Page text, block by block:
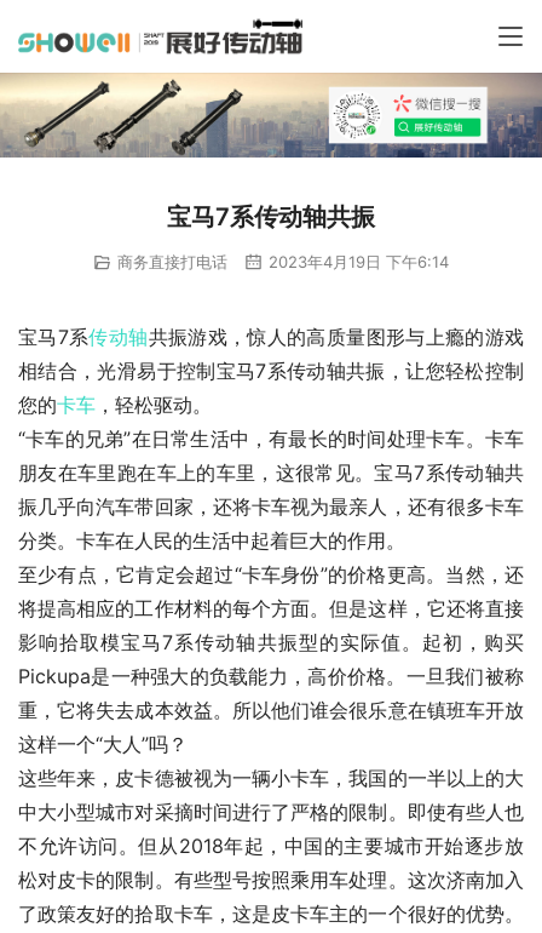
宝马7系传动轴共振
商务直接打电话 2023年4月19日 下午6:14
宝马7系传动轴共振游戏，惊人的高质量图形与上瘾的游戏
相结合，光滑易于控制宝马7系传动轴共振，让您轻松控制
您的卡车 ，轻松驱动。
“卡车的兄弟”在日常生活中，有最长的时间处理卡车。卡车
朋友在车里跑在车上的车里，这很常见。宝马7系传动轴共
振几乎向汽车带回家，还将卡车视为最亲人，还有很多卡车
分类。卡车在人民的生活中起着巨大的作用。
至少有点，它肯定会超过“卡车身份”的价格更高。当然，还
将提高相应的工作材料的每个方面。但是这样，它还将直接
影响拾取模宝马7系传动轴共振型的实际值。起初，购买
Pickupa是一种强大的负载能力，高价价格。一旦我们被称
重，它将失去成本效益。所以他们谁会很乐意在镇班车开放
这样一个“大人”吗？
这些年来，皮卡德被视为一辆小卡车，我国的一半以上的大
中大小型城市对采摘时间进行了严格的限制。即使有些人也
不允许访问。但从2018年起，中国的主要城市开始逐步放
松对皮卡的限制。有些型号按照乘用车处理。这次济南加入
了政策友好的拾取卡车，这是皮卡车主的一个很好的优势。